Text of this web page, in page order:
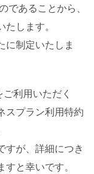
あることから、
します。
に制定いたしま
利用いただく
スプラン利用特約
すが、詳細につき
と幸いです。